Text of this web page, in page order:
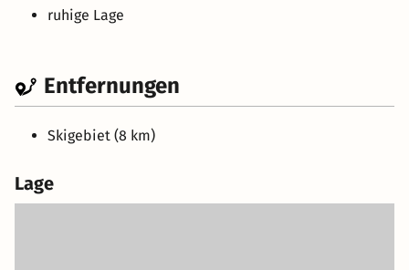
ruhige Lage
Entfernungen
Skigebiet (8 km)
Lage